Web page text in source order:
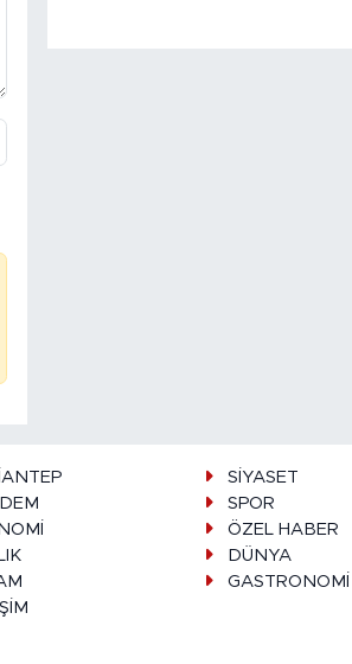
SİYASET
SPOR
ÖZEL HABER
DÜNYA
GASTRONOMİ